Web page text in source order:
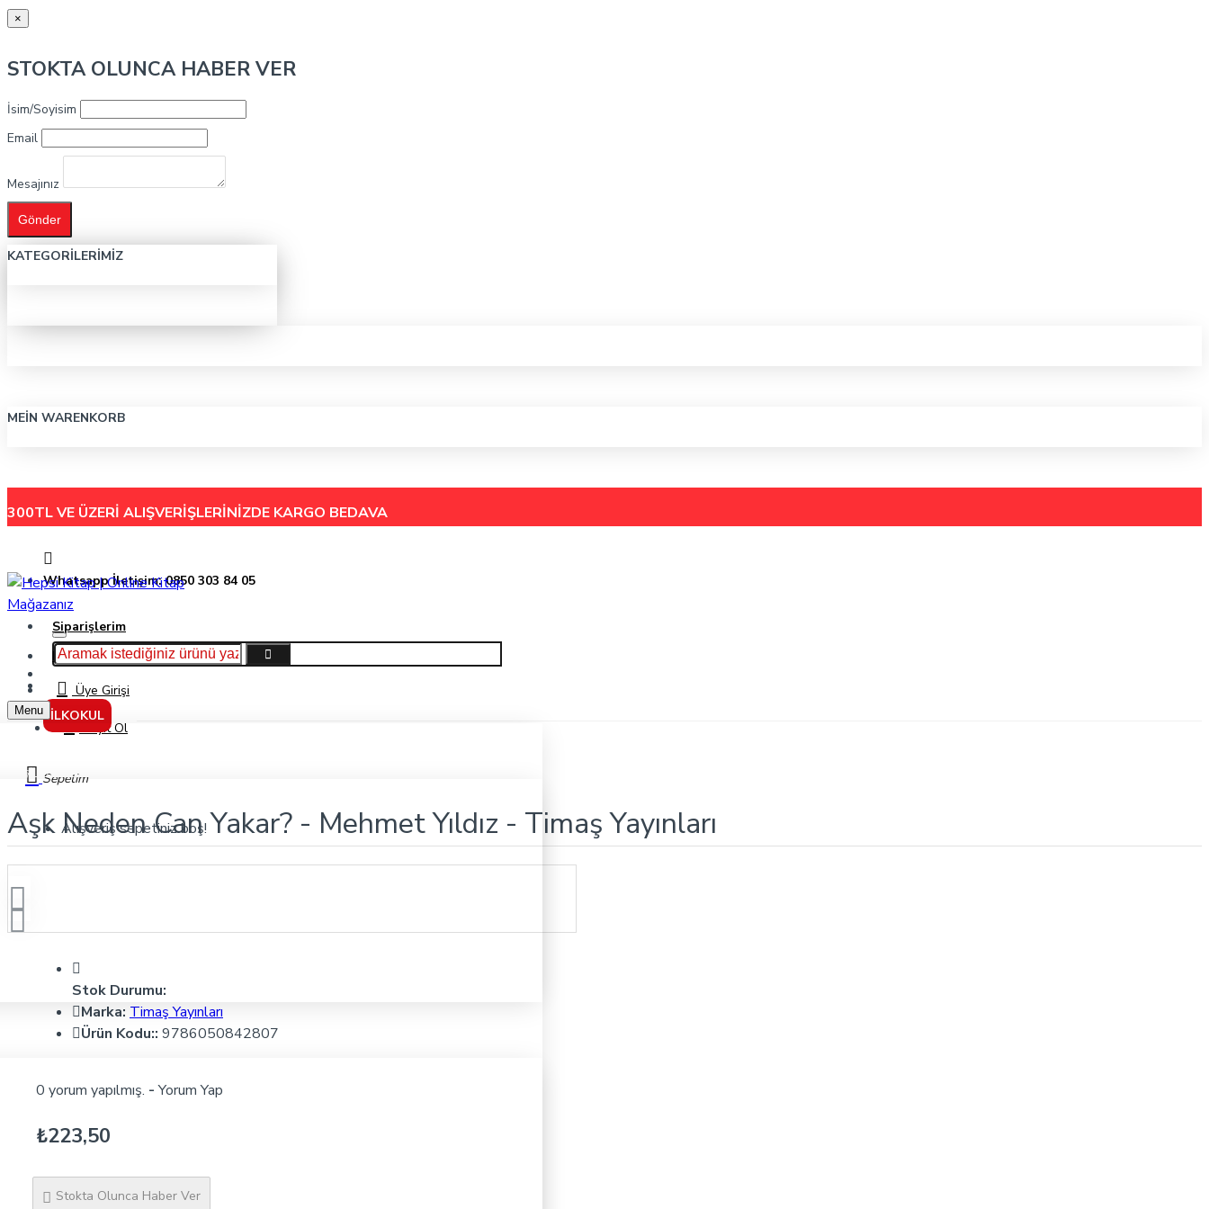
×
STOKTA OLUNCA HABER VER
İsim/Soyisim
Email
Mesajınız
Gönder
KATEGORILERIMIZ
MEIN WARENKORB
300TL VE ÜZERİ ALIŞVERİŞLERİNİZDE KARGO BEDAVA
Whatsapp İletişim: 0850 303 84 05
Siparişlerim
Hakkımızda
İletişimÜye Girişi
Kayıt Ol
Sepetim
Alışveriş sepetiniz boş!
İLKOKUL
Menu
Aşk Neden Can Yakar? - Mehmet Yıldız - Timaş Yayınları
Aşk Neden Can Yakar? - Mehmet Yıldız - Timaş Yayınları
Stok Durumu:
Marka: Timaş Yayınları
Ürün Kodu:: 9786050842807
0 yorum yapılmış. - Yorum Yap
₺223,50
Stokta Olunca Haber Ver